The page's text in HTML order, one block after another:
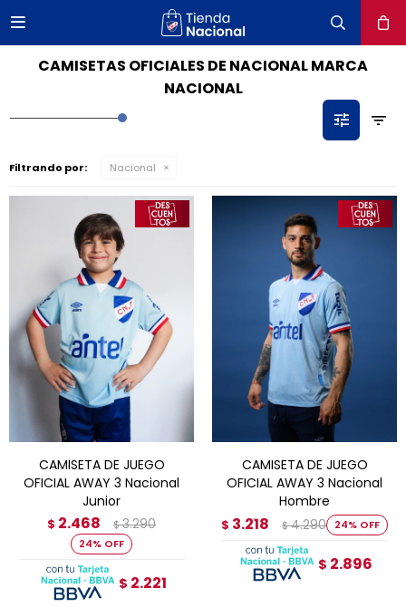

CAMISETAS OFICIALES DE NACIONAL MARCA
NACIONAL
Filtrando por: Nacional
CAMISETA DE JUEGO
OFICIAL AWAY 3 Nacional
Junior
$ 2.468 $ 3.290
24
$ 2.221
CAMISETA DE JUEGO
OFICIAL AWAY 3 Nacional
Hombre
$ 3.218 $ 4.290 24
$ 2.896
close